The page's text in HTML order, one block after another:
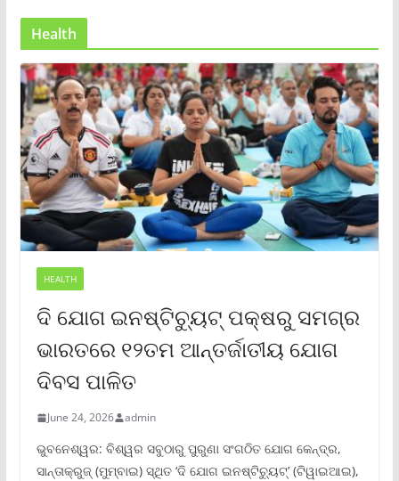
Health
HEALTH
ଦି ଯୋଗ ଇନଷ୍ଟିଚ୍ୟୁଟ୍ ପକ୍ଷରୁ ସମଗ୍ର
ଭାରତରେ ୧୨ତମ ଆନ୍ତର୍ଜାତୀୟ ଯୋଗ
ଦିବସ ପାଳିତ
June 24, 2026 admin
ଭୁବନେଶ୍ୱର: ବିଶ୍ୱର ସବୁଠାରୁ ପୁରୁଣା ସଂଗଠିତ ଯୋଗ କେନ୍ଦ୍ର,
ସାନ୍ତାକ୍ରୁଜ୍ (ମୁମ୍ବାଇ) ସ୍ଥିତ ‘ଦି ଯୋଗ ଇନଷ୍ଟିଚ୍ୟୁଟ୍‌’ (ଟିୱାଇଆଇ),